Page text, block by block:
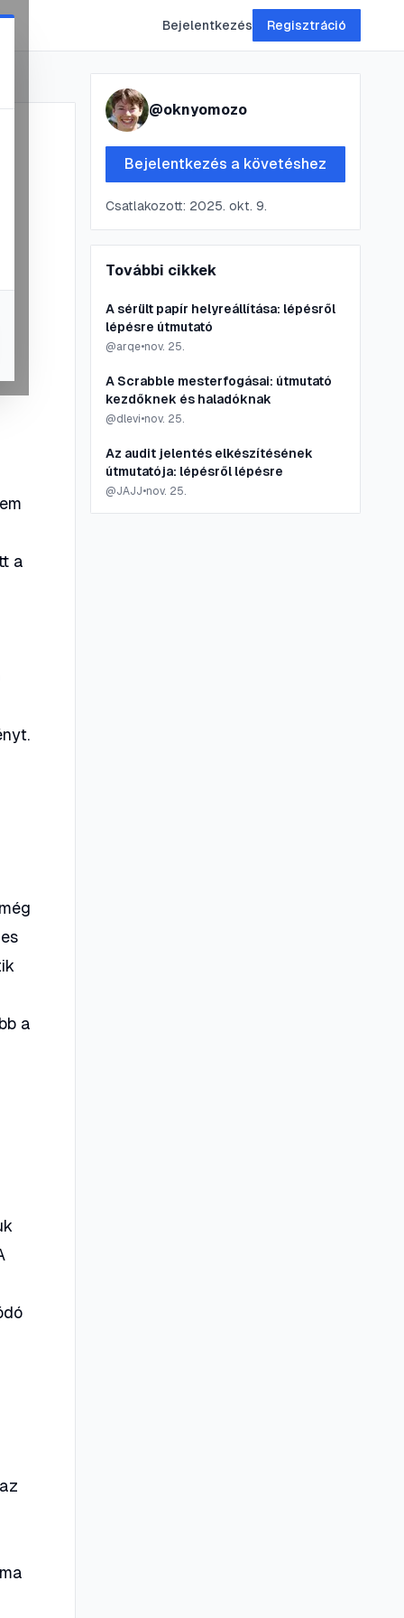
Bejelentkezés Regisztráció
a
a
@oknyomozo
Bejelentkezés a követéshez
Csatlakozott: 2025. okt. 9.
További cikkek
A sérült papír helyreállítása: lépésről
lépésre útmutató
@arqe•nov. 25.
A Scrabble mesterfogásai: útmutató
kezdőknek és haladóknak
@dlevi•nov. 25.
Az audit jelentés elkészítésének
útmutatója: lépésről lépésre
@JAJJ•nov. 25.